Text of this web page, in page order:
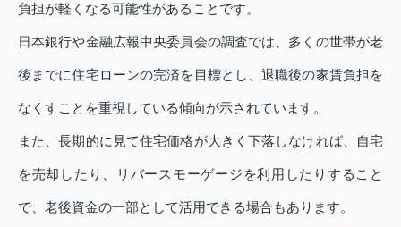
負担が軽くなる可能性があることです。
日本銀行や金融広報中央委員会の調査では、多くの世帯が老
後までに住宅ローンの完済を目標とし、退職後の家賃負担を
なくすことを重視している傾向が示されています。
また、長期的に見て住宅価格が大きく下落しなければ、自宅
を売却したり、リバースモーゲージを利用したりすること
で、老後資金の一部として活用できる場合もあります。